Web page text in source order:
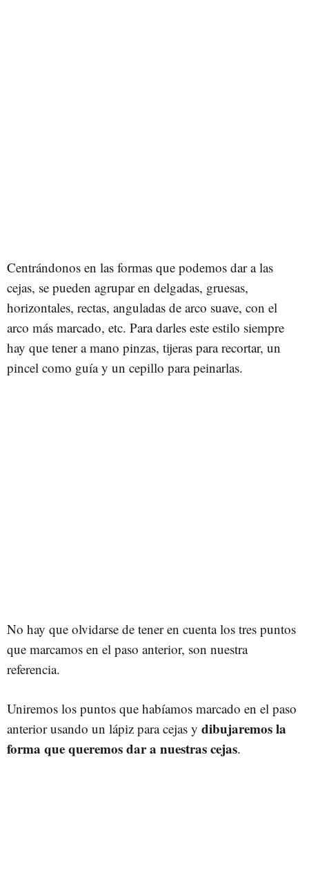
Centrándonos en las formas que podemos dar a las
cejas, se pueden agrupar en delgadas, gruesas,
horizontales, rectas, anguladas de arco suave, con el
arco más marcado, etc. Para darles este estilo siempre
hay que tener a mano pinzas, tijeras para recortar, un
pincel como guía y un cepillo para peinarlas.
No hay que olvidarse de tener en cuenta los tres puntos
que marcamos en el paso anterior, son nuestra
referencia.
Uniremos los puntos que habíamos marcado en el paso
anterior usando un lápiz para cejas y dibujaremos la
forma que queremos dar a nuestras cejas.